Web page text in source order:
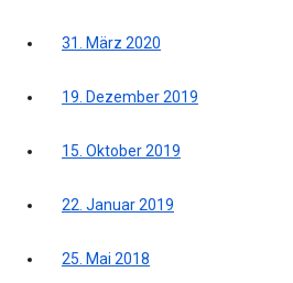
31. März 2020
19. Dezember 2019
15. Oktober 2019
22. Januar 2019
25. Mai 2018